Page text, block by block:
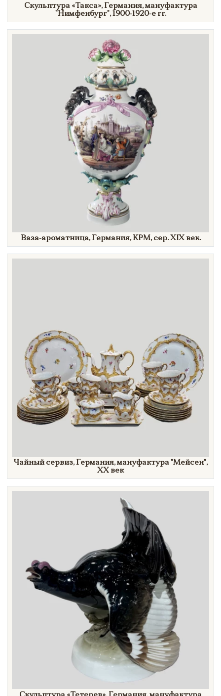
Скульптура «Такса»,Германия, мануфактура
"Нимфенбург", 1900-1920-е гг.
Ваза-ароматница, Германия, KPM, сер.XIX век.
Чайный сервиз, Германия, мануфактура"Мейсен",
XX век